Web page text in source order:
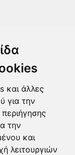
και άλλες
για την
την
και
λειτουργιών
της